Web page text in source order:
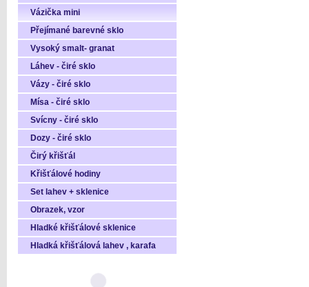
Vázička mini
Přejímané barevné sklo
Vysoký smalt- granat
Láhev - čiré sklo
Vázy - čiré sklo
Mísa - čiré sklo
Svícny - čiré sklo
Dozy - čiré sklo
Čirý křišťál
Křišťálové hodiny
Set lahev + sklenice
Obrazek, vzor
Hladké křišťálové sklenice
Hladká křišťálová lahev , karafa